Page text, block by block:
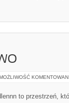
to przestrzeń,